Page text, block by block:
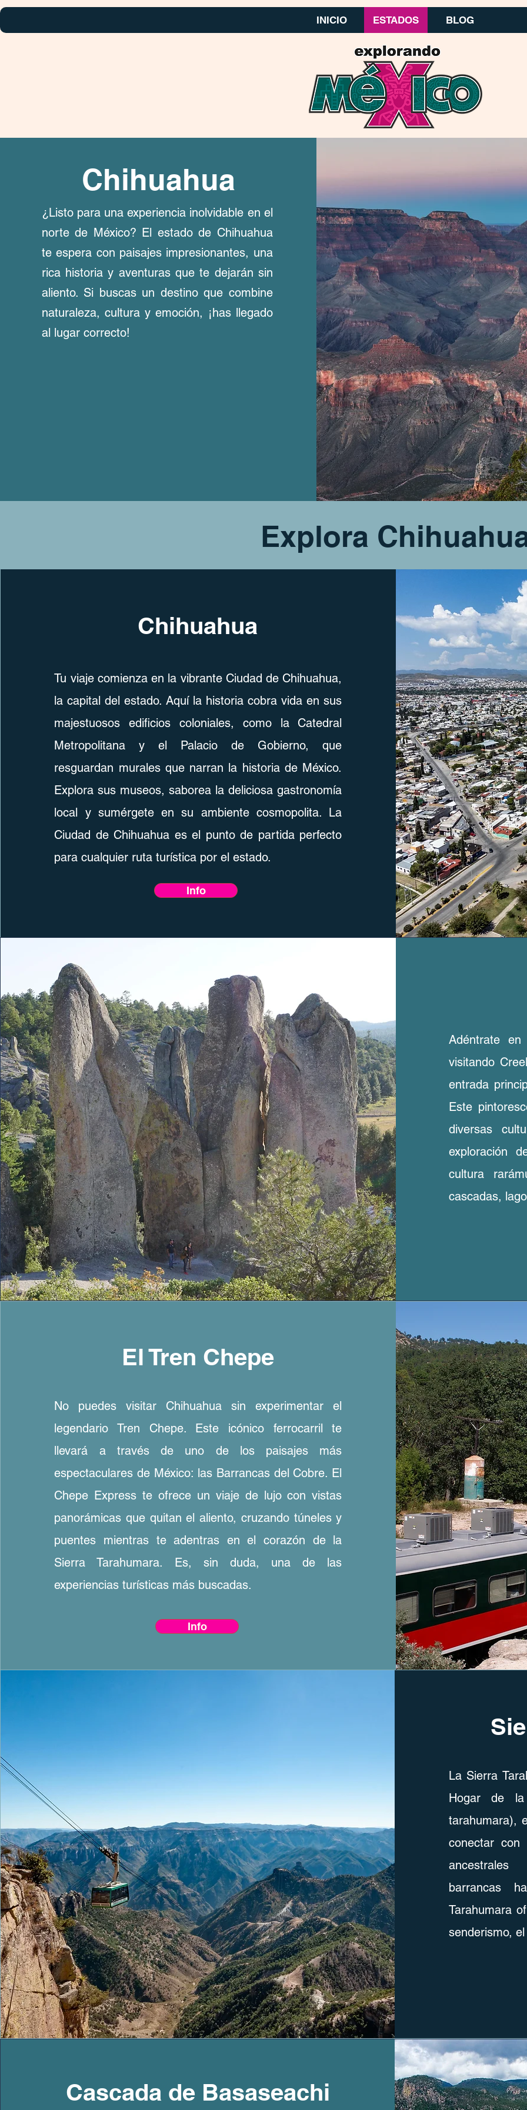
INICIO ESTADOS BLOG
Chihuahua
¿Listo para una experiencia inolvidable en el
norte de México? El estado de Chihuahua
te espera con paisajes impresionantes, una
rica historia y aventuras que te dejarán sin
aliento. Si buscas un destino que combine
naturaleza, cultura y emoción, ¡has llegado
al lugar correcto!
Explora
Chihuahua
Tu viaje comienza en la vibrante Ciudad de Chihuahua,
la capital del estado. Aquí la historia cobra vida en sus
majestuosos edificios coloniales, como la Catedral
Metropolitana y el Palacio de Gobierno, que
resguardan murales que narran la historia de México.
Explora sus museos, saborea la deliciosa gastronomía
local y sumérgete en su ambiente cosmopolita. La
Ciudad de Chihuahua es el punto de partida perfecto
para cualquier ruta turística por el estado.
Info
Adéntrate
visitando
entrada
Este
diversas
exploración
cultura
cascadas,
El Tren Chepe
No puedes visitar Chihuahua sin experimentar el
legendario Tren Chepe. Este icónico ferrocarril te
llevará a través de uno de los paisajes más
espectaculares de México: las Barrancas del Cobre. El
Chepe Express te ofrece un viaje de lujo con vistas
panorámicas que quitan el aliento, cruzando túneles y
puentes mientras te adentras en el corazón de la
Sierra Tarahumara. Es, sin duda, una de las
experiencias turísticas más buscadas.
Info
La Sierra
Hogar de la
tarahumara),
conectar
ancestrales
barrancas
Tarahumara
senderismo,
Cascada de Basaseachi